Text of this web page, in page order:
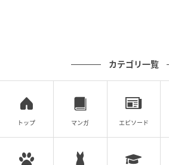
ズになります。わざわざ手で集め
カテゴリ一覧
トップ マンガ エピソード